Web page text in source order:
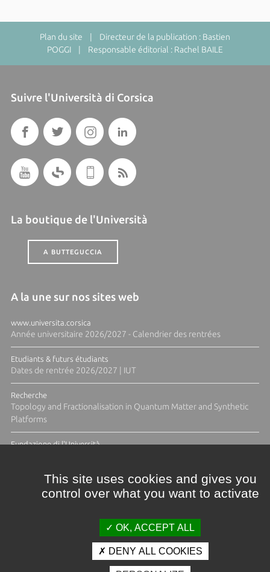
Plan du site | Directeur de la publication : Bastien
POGGI | Responsable éditorial : Rachel BAILE
Suivre l'Università di Corsica
La boutique de l'Università
A BUTTEGUCCIA
A la une sur nos sites web
www.universita.corsica
Année universitaire 2026/2027 - Calendrier des rentrées
Etudiants & futurs étudiants
Dates de rentrée 2026/2027 | IUT
Recherche
Topology and Fractionalisation in Quantum Matter and Synthetic
Platforms
Fundazione di l'Università
Crédits et mentions légales
This site uses cookies and gives you
control over what you want to activate
OK, ACCEPT ALL
DENY ALL COOKIES